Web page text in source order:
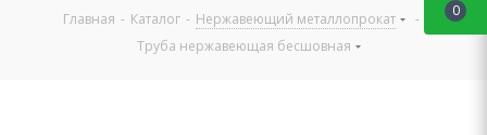
Главная - Каталог - Нержавеющий металлопрокат
-
Труба нержавеющая бесшовная
0